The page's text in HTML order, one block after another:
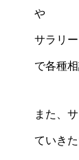
や
サラリ
で各種
また、
ていき